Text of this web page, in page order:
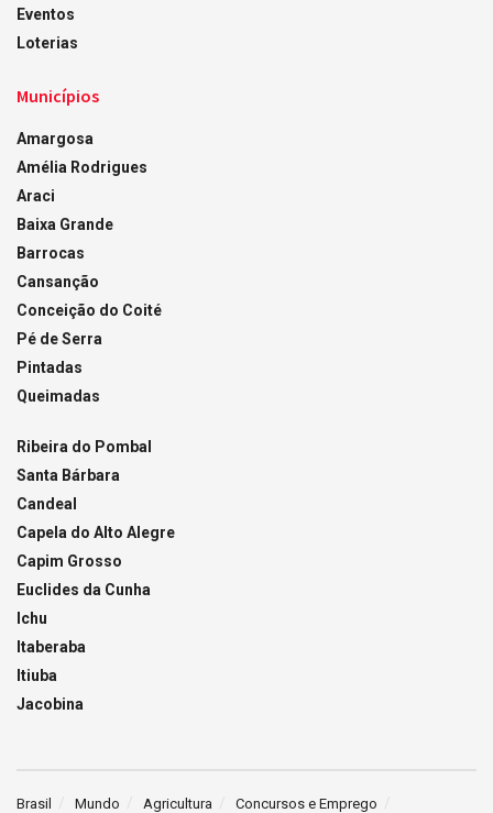
Eventos
Loterias
Municípios
Amargosa
Amélia Rodrigues
Araci
Baixa Grande
Barrocas
Cansanção
Conceição do Coité
Pé de Serra
Pintadas
Queimadas
Ribeira do Pombal
Santa Bárbara
Candeal
Capela do Alto Alegre
Capim Grosso
Euclides da Cunha
Ichu
Itaberaba
Itiuba
Jacobina
Brasil Mundo Agricultura Concursos e Emprego